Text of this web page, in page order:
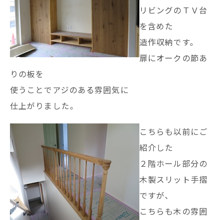
リビングのＴＶ台
を含めた
造作収納です。
扉にオークの節あ
りの板を
使うことでアジのある雰囲気に
仕上がりました。
こちらも以前にご
紹介した
２階ホール部分の
木製スリット手摺
ですが、
こちらも木の雰囲